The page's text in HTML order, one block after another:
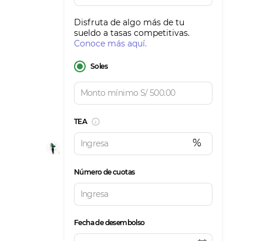
Disfruta de algo más de tu
sueldo a tasas competitivas.
Conoce más aquí.
Soles
TEA
%
Número de cuotas
Fecha de desembolso